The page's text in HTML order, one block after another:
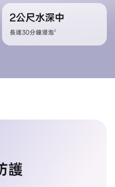
2公尺水深中
長達30分鐘浸泡2
護